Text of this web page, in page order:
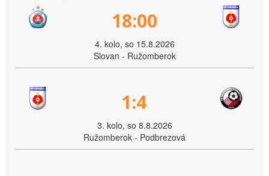
18:00
4. kolo, so 15.8.2026
Slovan - Ružomberok
1:4
3. kolo, so 8.8.2026
Ružomberok - Podbrezová